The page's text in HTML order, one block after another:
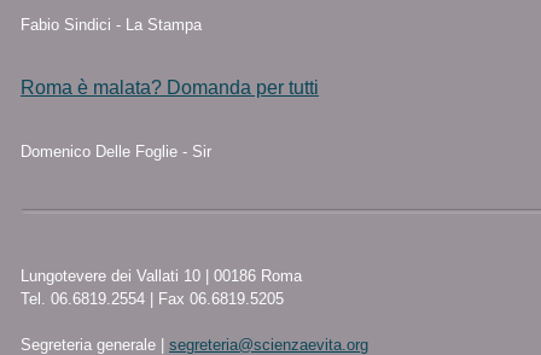
Fabio Sindici - La Stampa
Roma è malata? Domanda per tutti
Domenico Delle Foglie - Sir
Lungotevere dei Vallati 10 | 00186 Roma
Tel. 06.6819.2554 | Fax 06.6819.5205
Segreteria generale |
segreteria@scienzaevita.org